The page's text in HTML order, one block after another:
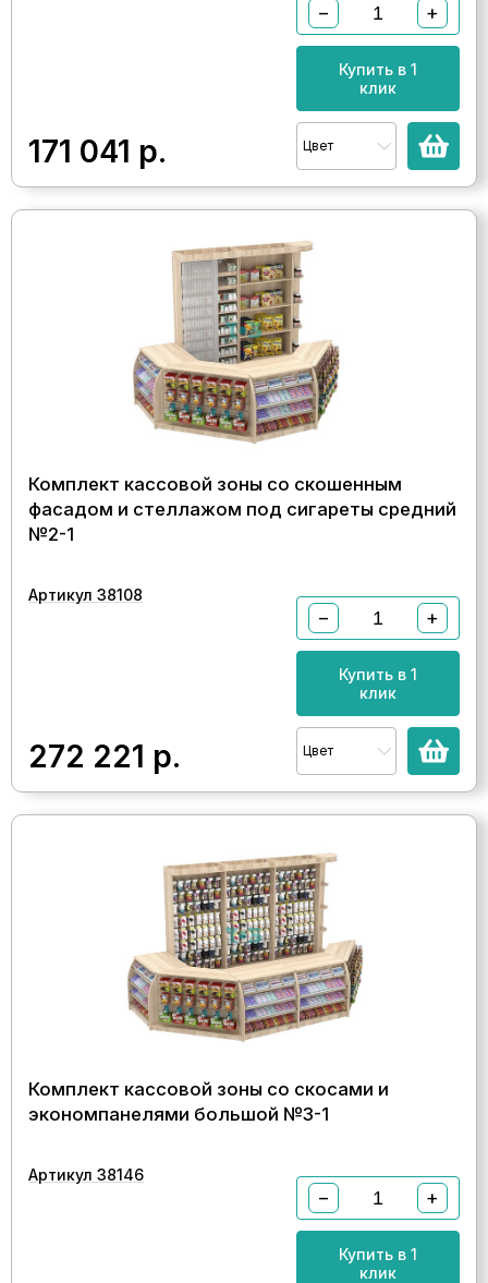
171 041 р.
− +
Купить в 1
клик
Цвет
Комплект кассовой зоны со скошенным
фасадом и стеллажом под сигареты средний
№2-1
Артикул 38108
272 221 р.
− +
Купить в 1
клик
Цвет
Комплект кассовой зоны со скосами и
экономпанелями большой №3-1
Артикул 38146
− +
Купить в 1
клик